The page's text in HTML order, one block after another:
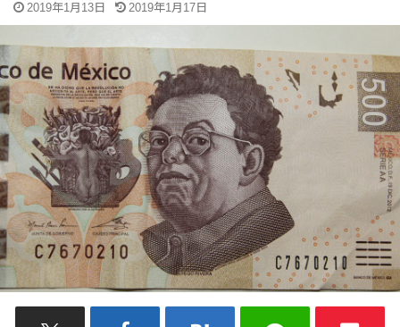
2019年1月13日 2019年1月17日